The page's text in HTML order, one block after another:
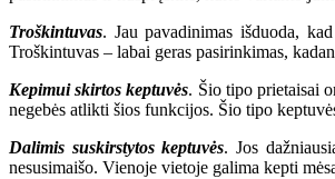
Troškintuvas. Jau pavadinimas išduoda,
Troškintuvas – labai geras pasirinkimas,
Kepimui skirtos keptuvės. Šio tipo prietaisai
negebės atlikti šios funkcijos. Šio tipo
Dalimis suskirstytos keptuvės. Jos
nesusimaišo. Vienoje vietoje galima kepti